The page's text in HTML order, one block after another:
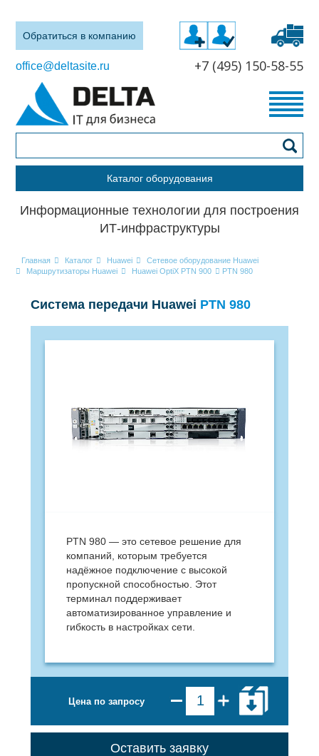
Обратиться в компанию
office@deltasite.ru +7 (495) 150-58-55
Каталог оборудования
Информационные технологии для построения
ИТ-инфраструктуры
Главная Каталог Huawei
Сетевое оборудование Huawei
Маршрутизаторы Huawei
Huawei OptiX PTN 900 PTN 980
Система передачи Huawei PTN 980
PTN 980 — это сетевое решение для
компаний, которым требуется
надёжное подключение с высокой
пропускной способностью. Этот
терминал поддерживает
автоматизированное управление и
гибкость в настройках сети.
Цена по запросу
Оставить заявку